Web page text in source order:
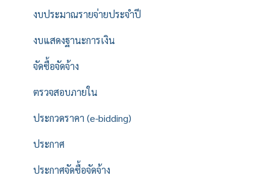
งบประมาณรายจ่ายประจำปี
งบแสดงฐานะการเงิน
จัดซื้อจัดจ้าง
ตรวจสอบภายใน
ประกวดราคา (e-bidding)
ประกาศ
ประกาศจัดซื้อจัดจ้าง